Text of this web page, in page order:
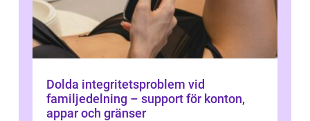
Dolda integritetsproblem vid
familjedelning – support för konton,
appar och gränser